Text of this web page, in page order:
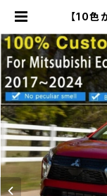
【10色
3
ト フロ
車＆バ
事な